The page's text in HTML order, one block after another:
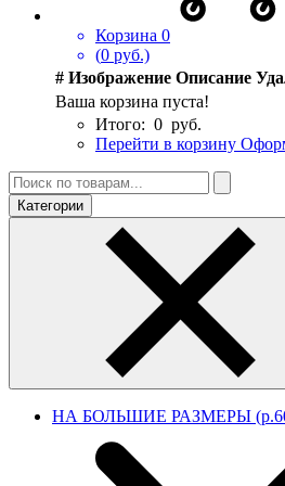
Корзина 0
(0 руб.)
# Изображение Описание
Ваша корзина пуста!
Итого: 0 руб.
Перейти в корзину
Категории
НА БОЛЬШИЕ РАЗМЕРЫ